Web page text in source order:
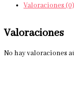
Valoraciones (0)
Valoraciones
No hay valoraciones